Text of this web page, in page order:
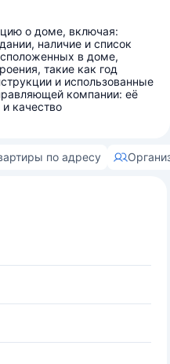
о доме, включая:
наличие и список
в доме,
такие как год
и использованные
компании: её
качество
по адресу